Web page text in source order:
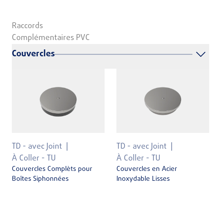
Raccords
Complémentaires PVC
Couvercles
TD - avec Joint
À Coller - TU
Couvercles Complèts pour
Boîtes Siphonnées
TD - avec Joint
À Coller - TU
Couvercles en Acier
Inoxydable Lisses